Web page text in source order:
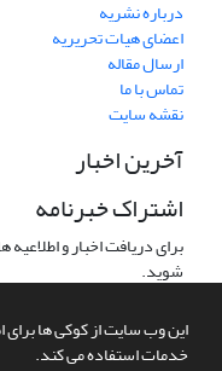
این وب سایت از کوکی ها برای
خدمات استفاده می کند.
درباره نشریه
اعضای هیات تحریریه
ارسال مقاله
تماس با ما
نقشه سایت
آخرین اخبار
اشتراک خبرنامه
برای دریافت اخبار و
شوید.